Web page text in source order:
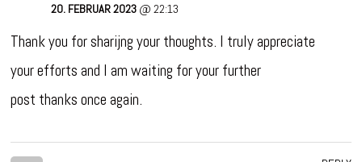
20. FEBRUAR 2023 @ 22:13
Thank you for sharijng your thoughts. I truly appreciate
your efforts and I am waiting for your further
post thanks once again.